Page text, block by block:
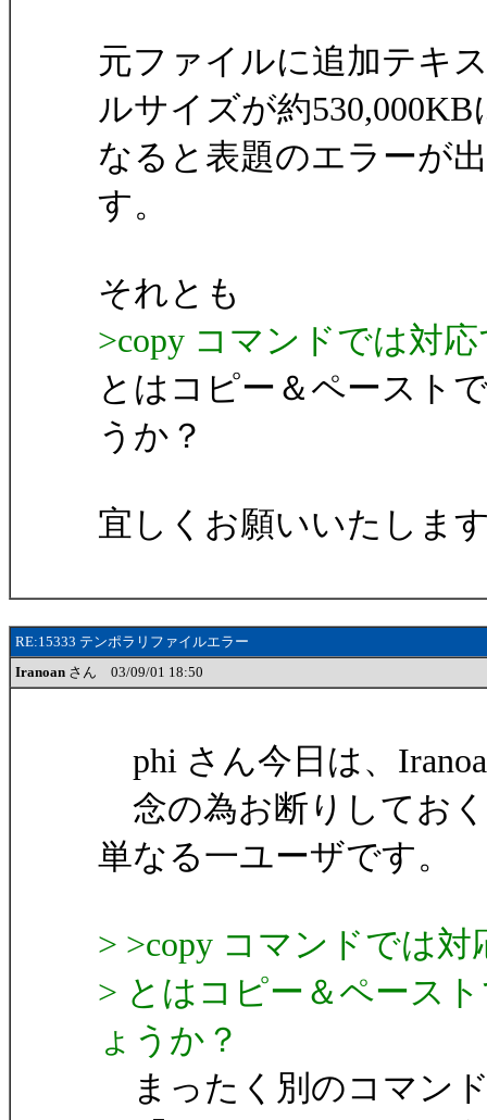
元ファイルに追加テキ
ルサイズが約530,000KB
なると表題のエラーが
す。
それとも
>copy コマンドでは対
とはコピー＆ペースト
うか？
宜しくお願いいたしま
RE:15333 テンポラリファイルエラー
Iranoan さん 03/09/01 18:50
phi さん今日は、
念の為お断りしてお
単なる一ユーザです。
> >copy コマンドでは
> とはコピー＆ペース
ょうか？
まったく別のコマン